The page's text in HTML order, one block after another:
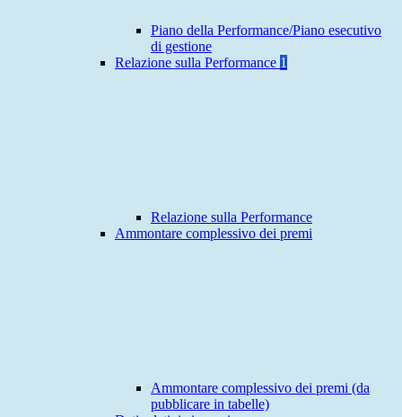
Piano della Performance/Piano esecutivo
di gestione
Relazione sulla Performance 1
Relazione sulla Performance
Ammontare complessivo dei premi
Ammontare complessivo dei premi (da
pubblicare in tabelle)